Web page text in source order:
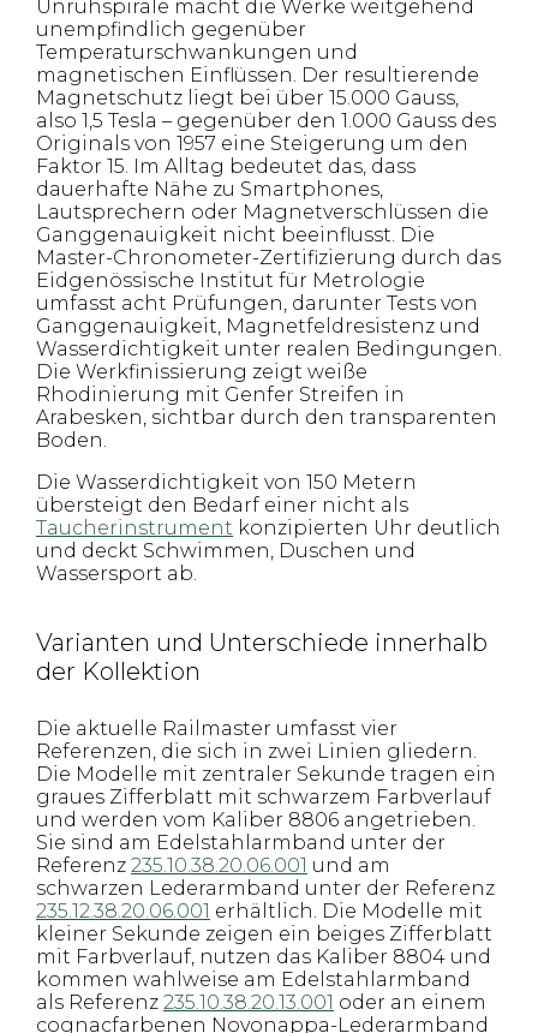
Unruhspirale macht die Werke weitgehend
unempfindlich gegenüber
Temperaturschwankungen und
magnetischen Einflüssen. Der resultierende
Magnetschutz liegt bei über 15.000 Gauss,
also 1,5 Tesla – gegenüber den 1.000 Gauss des
Originals von 1957 eine Steigerung um den
Faktor 15. Im Alltag bedeutet das, dass
dauerhafte Nähe zu Smartphones,
Lautsprechern oder Magnetverschlüssen die
Ganggenauigkeit nicht beeinflusst. Die
Master-Chronometer-Zertifizierung durch das
Eidgenössische Institut für Metrologie
umfasst acht Prüfungen, darunter Tests von
Ganggenauigkeit, Magnetfeldresistenz und
Wasserdichtigkeit unter realen Bedingungen.
Die Werkfinissierung zeigt weiße
Rhodinierung mit Genfer Streifen in
Arabesken, sichtbar durch den transparenten
Boden.
Die Wasserdichtigkeit von 150 Metern
übersteigt den Bedarf einer nicht als
Taucherinstrument konzipierten Uhr deutlich
und deckt Schwimmen, Duschen und
Wassersport ab.
Varianten und Unterschiede innerhalb
der Kollektion
Die aktuelle Railmaster umfasst vier
Referenzen, die sich in zwei Linien gliedern.
Die Modelle mit zentraler Sekunde tragen ein
graues Zifferblatt mit schwarzem Farbverlauf
und werden vom Kaliber 8806 angetrieben.
Sie sind am Edelstahlarmband unter der
Referenz 235.10.38.20.06.001 und am
schwarzen Lederarmband unter der Referenz
235.12.38.20.06.001 erhältlich. Die Modelle mit
kleiner Sekunde zeigen ein beiges Zifferblatt
mit Farbverlauf, nutzen das Kaliber 8804 und
kommen wahlweise am Edelstahlarmband
als Referenz 235.10.38.20.13.001 oder an einem
cognacfarbenen Novonappa-Lederarmband